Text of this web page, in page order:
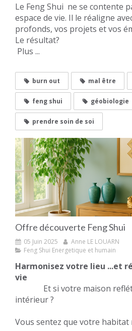
Le Feng Shui ne se contente
espace de vie. Il le réaligne
profonds, vos projets et vos
Le résultat?
Plus ...
burn out mal être
feng shui géobiologie
prendre soin de soi
Offre découverte Feng Shui
05 Juin 2025
Anne LE LOUARN
Feng Shui Energetique et humain
Harmonisez votre lieu ...et
vie
Et si votre maison
intérieur ?
Vous sentez que votre habitat